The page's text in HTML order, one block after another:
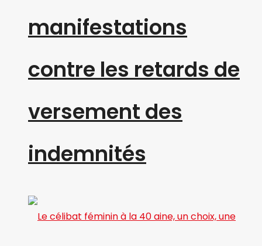
manifestations
contre les retards de
versement des
indemnités